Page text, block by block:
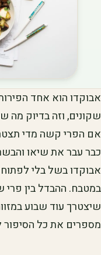
אבוקדו הוא אחד
שקונים, וזה בדיוק
אם הפרי קשה מדי
כבר עבר את שיאו
אבוקדו בשל בלי
במטבח. ההבדל בין
שיצטרך עוד שבוע
מספרים את כל הסיפור